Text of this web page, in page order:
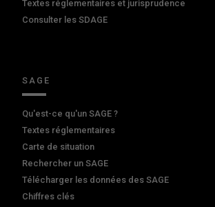
Textes réglementaires et jurisprudence
Consulter les SDAGE
SAGE
Qu'est-ce qu'un SAGE ?
Textes réglementaires
Carte de situation
Rechercher un SAGE
Télécharger les données des SAGE
Chiffres clés